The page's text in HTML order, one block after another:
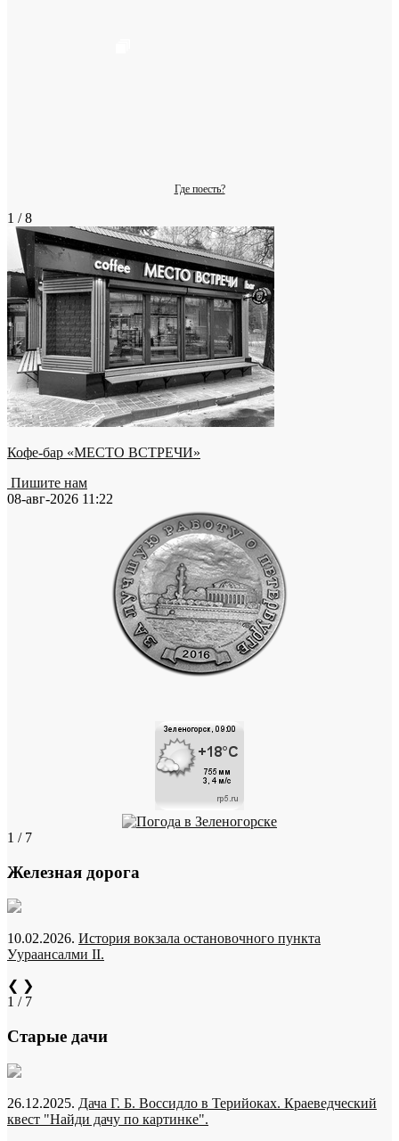
Где поесть?
1 / 8
Кофе-бар «МЕСТО ВСТРЕЧИ»
Пишите нам
08-авг-2026 11:22
1 / 7
Железная дорога
10.02.2026. История вокзала остановочного пункта
Уураансалми II.
❮ ❯
1 / 7
Старые дачи
26.12.2025. Дача Г. Б. Воссидло в Терийоках. Краеведческий
квест "Найди дачу по картинке".